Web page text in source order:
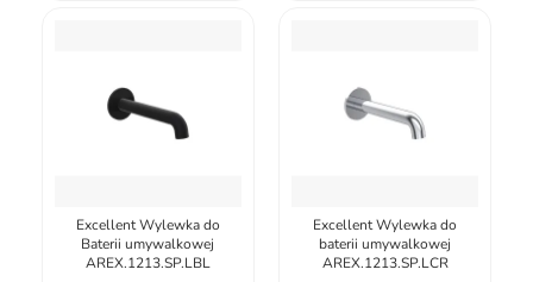
Excellent Wylewka do
Baterii umywalkowej
AREX.1213.SP.LBL
Excellent Wylewka do
baterii umywalkowej
AREX.1213.SP.LCR